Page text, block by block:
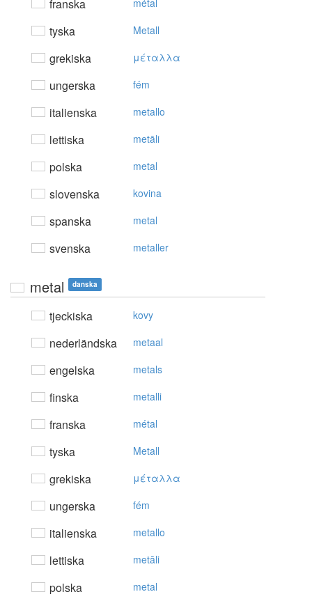
franska métal
tyska Metall
grekiska μέταλλα
ungerska fém
italienska metallo
lettiska metāli
polska metal
slovenska kovina
spanska metal
svenska metaller
metal danska
tjeckiska kovy
nederländska metaal
engelska metals
finska metalli
franska métal
tyska Metall
grekiska μέταλλα
ungerska fém
italienska metallo
lettiska metāli
polska metal